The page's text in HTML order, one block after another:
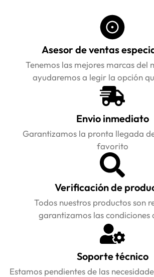
Asesor de ventas
Tenemos las mejores marcas del
ayudaremos a legir la opción
Envio inmediato
Garantizamos la pronta llegada
favorito
Verificación de
Todos nuestros productos son
garantizamos las condiciones
Soporte técnico
Estamos pendientes de las